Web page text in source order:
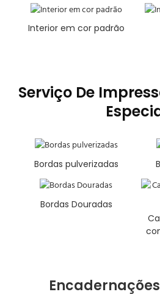
Interior em cor padrão
Serviço De
Bordas pulverizadas
Bordas Douradas